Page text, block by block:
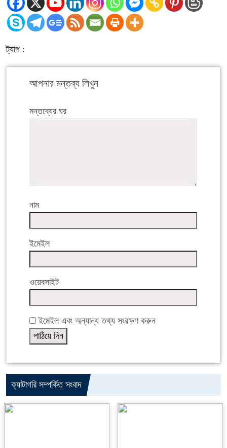
ট্যাগ :
আপনার মন্তব্য লিখুন
মন্তব্যের ঘর
নাম
ইমেইল
ওয়েবসাইট
ইমেইল এবং অন্যান্য তথ্য সংরক্ষণ করুন
ক্যাটাগরি সম্পর্কিত সংবাদ